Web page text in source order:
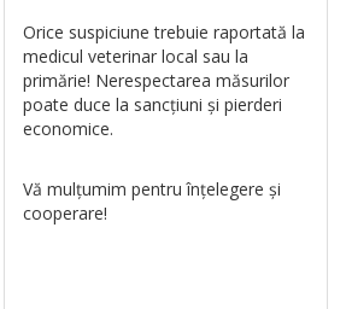
Orice suspiciune trebuie raportată la
medicul veterinar local sau la
primărie! Nerespectarea măsurilor
poate duce la sancțiuni și pierderi
economice.
Vă mulțumim pentru înțelegere și
cooperare!